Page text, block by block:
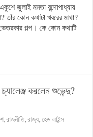
জুলাই মমতা বন্দোপাধ্যায়
তাঁর কোন কথাটা খবরের মাথা?
গল্প। কে কোন কথাটি
করলেন শুভেন্দু?
,রাজনীতি,রাজ্য,হেড লাইন্স